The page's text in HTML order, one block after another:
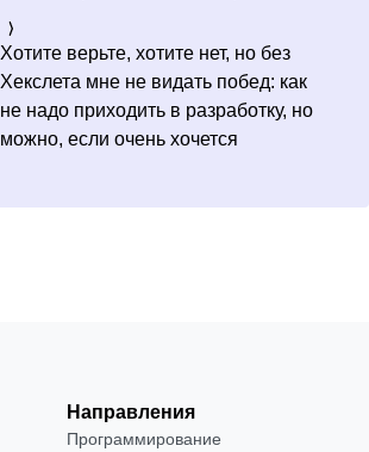
Хотите верьте, хотите нет, но без
Хекслета мне не видать побед: как
не надо приходить в разработку, но
можно, если очень хочется
Направления
Программирование